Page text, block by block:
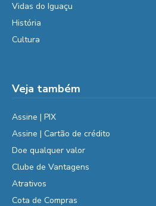
Vidas do Iguaçu
História
Cultura
Veja também
Assine | PIX
Assine | Cartão de crédito
Doe qualquer valor
Clube de Vantagens
Atrativos
Cota de Compras